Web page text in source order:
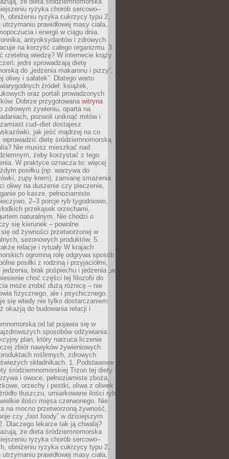
ryzyka chorób sercowo–
obniżeniu ryzyka cukrzycy typu 2,
utrzymaniu prawidłowej masy ciała,
i energii w ciągu dnia.
antyoksydantów i zdrowych
na korzyść całego organizmu. 3.
rzetelną wiedzę? W internecie krąży
jedni sprowadzają dietę
do „jedzenia makaronu i pizzy”,
oliwy i sałatek”. Dlatego warto
źródeł: książek,
oraz portali prowadzonych
Dobrze przygotowana witryna
zdrowym żywieniu, oparta na
pozwoli uniknąć mitów i
cud–diet dostajesz
jak jeść mądrzej na co
dietę śródziemnomorską
Nie musisz mieszkać nad
żeby korzystać z tego
W praktyce oznacza to: więcej
posiłku (np. warzywa do
zupy krem), zamianę smażenia
oliwy na duszenie czy pieczenie,
po kasze, pełnoziarniste
2–3 porcje ryb tygodniowo,
przekąsek orzechami,
naturalnym. Nie chodzi o
się kierunek – powolne
od żywności przetworzonej w
sezonowych produktów. 5.
relacje i rytuały W krajach
ogromną rolę odgrywa sposób
posiłki z rodziną i przyjaciółmi,
jedzenia, brak pośpiechu i jedzenia „w
choć części tej filozofii do
może zrobić dużą różnicę – nie
fizycznego, ale i psychicznego.
się wtedy nie tylko dostarczaniem
okazją do budowania relacji i
od lat pojawia się w
sposobów odżywiania.
plan, który narzuca liczenie
zbiór nawyków żywieniowych
roślinnych, zdrowych
składnikach. 1. Podstawowe
śródziemnomorskiej Trzon tej diety
i owoce, pełnoziarniste zboża,
orzechy i pestki, oliwa z oliwek
tłuszczu, umiarkowane ilości ryb
ilości mięsa czerwonego. Nie
na mocno przetworzoną żywność,
czy „fast foody” w dzisiejszym
Dlaczego lekarze tak ją chwalą?
że dieta śródziemnomorska
ryzyka chorób sercowo–
obniżeniu ryzyka cukrzycy typu 2,
utrzymaniu prawidłowej masy ciała,